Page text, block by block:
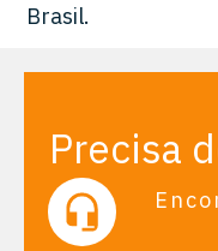
Brasil.
Precisa